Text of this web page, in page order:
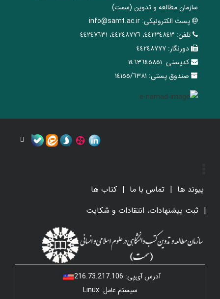
سازمان مطالعه و تدوین‌ (سمت)
پست الکترونیکی: info@samt.ac.ir
تلفن: ٤٤٢٣٤٨٤٣، ٤٤٢٤٨٧٧٦، ٤٤٢٤٧٦٣١
دورنگار: ٤٤٢٤٨٧٧٧
کدپستی: ١٤٦٣٦٤٥٨٥١
صندوق پستی: ١٤١٥٥/٦٣٨١
پیوند ها تماس با ما
کتاب ها
ثبت پیشنهادات، انتقادات و شکایت
آدرس آی‌پی: 216.73.217.106
سیستم عامل: Linux